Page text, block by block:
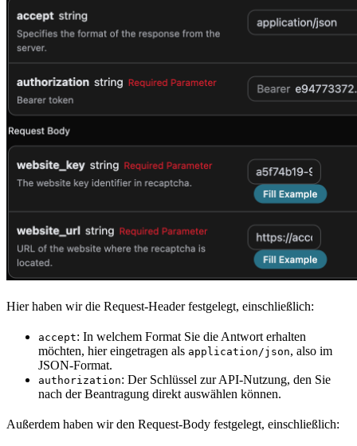
Hier haben wir die Request-Header festgelegt, einschließlich:
accept: In welchem Format Sie die Antwort erhalten
möchten, hier eingetragen als application/json, also im
JSON-Format.
authorization: Der Schlüssel zur API-Nutzung, den Sie
nach der Beantragung direkt auswählen können.
Außerdem haben wir den Request-Body festgelegt, einschließlich: